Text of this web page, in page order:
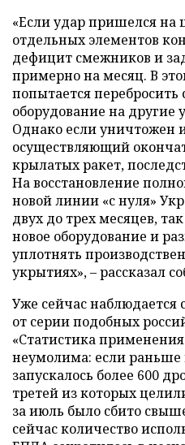
«Если удар пришелся на
отдельных элементов
дефицит смежников и
примерно на месяц. В
попытается
оборудование на
Однако если уничтожен
осуществляющий
крылатых ракет,
На восстановление
новой линии «с нуля»
двух до трех месяцев,
новое оборудование и
уплотнять
укрытиях», – рассказал
Уже сейчас наблюдается
от серии подобных
«Статистика
неумолима: если раньше
запускалось более 600
третей из которых
за июль было сбито
сейчас количество